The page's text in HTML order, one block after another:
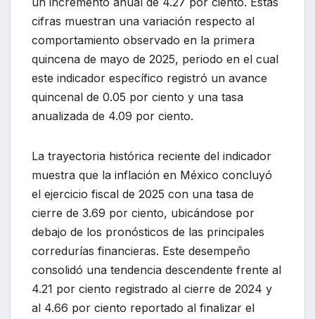
cifras muestran una variación respecto al
comportamiento observado en la primera
quincena de mayo de 2025, periodo en el cual
este indicador específico registró un avance
quincenal de 0.05 por ciento y una tasa
anualizada de 4.09 por ciento.
La trayectoria histórica reciente del indicador
muestra que la inflación en México concluyó
el ejercicio fiscal de 2025 con una tasa de
cierre de 3.69 por ciento, ubicándose por
debajo de los pronósticos de las principales
corredurías financieras. Este desempeño
consolidó una tendencia descendente frente al
4.21 por ciento registrado al cierre de 2024 y
al 4.66 por ciento reportado al finalizar el